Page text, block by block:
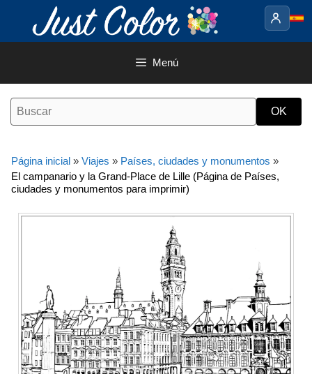
contenido
Menú
Página inicial » Viajes » Países, ciudades y monumentos »
El campanario y la Grand-Place de Lille (Página de Países,
ciudades y monumentos para imprimir)